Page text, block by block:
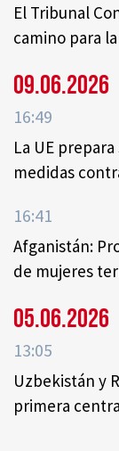
El Tribunal
camino para
09.06.2026
16:49
La UE
medidas
16:41
Afganistán:
de mujeres
05.06.2026
13:05
Uzbekistán y
primera